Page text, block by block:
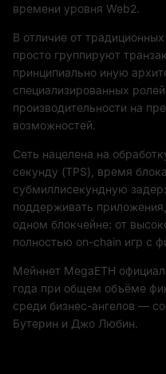
времени уровня Web2.
В отличие от
просто группируют
принципиально иную
специализированных
производительности на
возможностей.
Сеть нацелена на
секунду (TPS), время
субмиллисекундную
поддерживать
одном блокчейне: от
полностью on-chain игр с
Мейннет MegaETH
года при общем объёме
среди бизнес-ангелов —
Бутерин и Джо Любин.